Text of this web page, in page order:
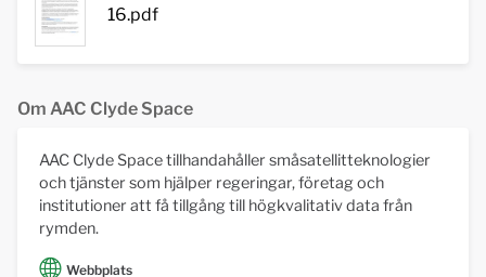
16.pdf
Om AAC Clyde Space
AAC Clyde Space tillhandahåller småsatellitteknologier
och tjänster som hjälper regeringar, företag och
institutioner att få tillgång till högkvalitativ data från
rymden.
Webbplats